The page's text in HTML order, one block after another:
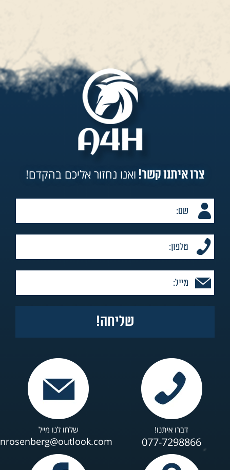
צרו איתנו קשר! ואנו נחזור אליכם בהקדם!
דברו איתנו!
077-7298866
שלחו לנו מייל